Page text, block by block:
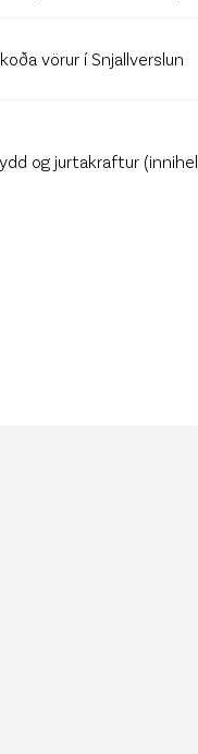
vörur í Snjallverslun
og jurtakraftur